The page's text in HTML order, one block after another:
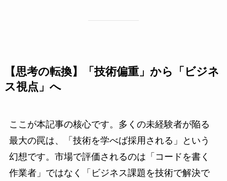
【思考の転換】「技術偏重」から「ビジネ
ス視点」へ
ここが本記事の核心です。多くの未経験者が陥る
最大の罠は、「技術を学べば採用される」という
幻想です。市場で評価されるのは「コードを書く
作業者」ではなく「ビジネス課題を技術で解決で